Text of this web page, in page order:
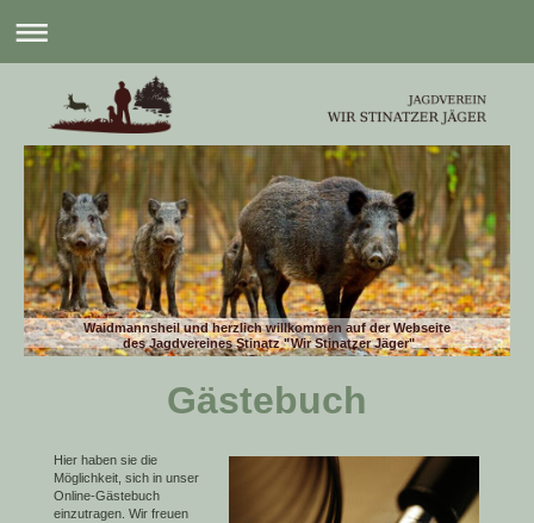
Waidmannsheil und herzlich willkommen auf der Webseite
des Jagdvereines Stinatz "Wir Stinatzer Jäger"
Gästebuch
Hier haben sie die
Möglichkeit, sich in unser
Online-Gästebuch
einzutragen. Wir freuen